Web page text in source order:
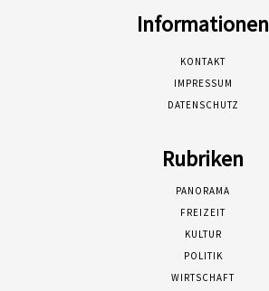
Informationen
KONTAKT
IMPRESSUM
DATENSCHUTZ
Rubriken
PANORAMA
FREIZEIT
KULTUR
POLITIK
WIRTSCHAFT